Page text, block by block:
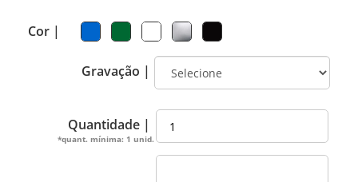
Cor |
Gravação |
Quantidade |
*quant. mínima: 1 unid.